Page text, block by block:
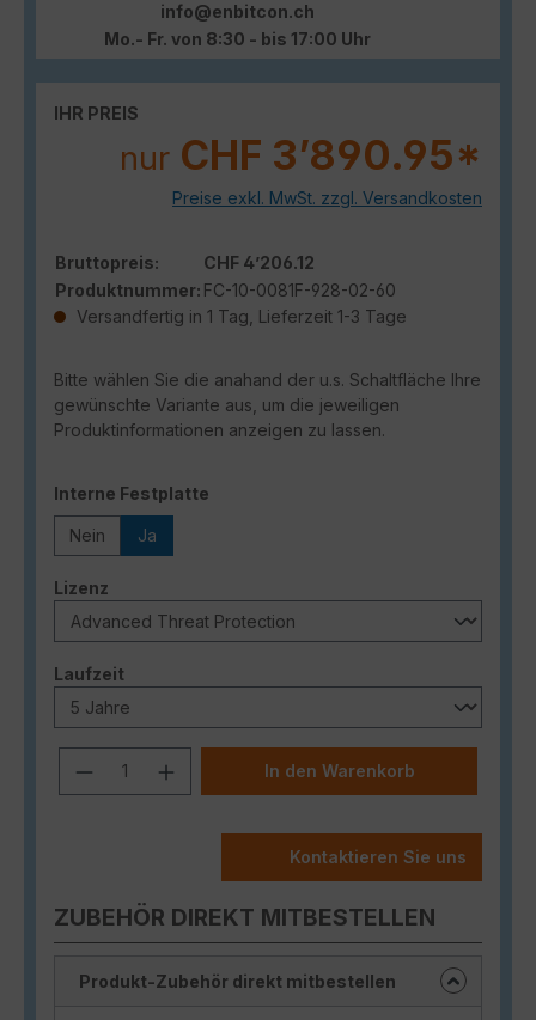
info@enbitcon.ch
Mo.- Fr. von 8:30 - bis 17:00 Uhr
IHR PREIS
nur CHF 3’890.95*
Preise exkl. MwSt. zzgl. Versandkosten
Bruttopreis:
CHF 4’206.12
Produktnummer: FC-10-0081F-928-02-60
Versandfertig in 1 Tag, Lieferzeit 1-3 Tage
Bitte wählen Sie die anahand der u.s. Schaltfläche Ihre
gewünschte Variante aus, um die jeweiligen
Produktinformationen anzeigen zu lassen.
Interne Festplatte
Nein Ja
Lizenz
Laufzeitauswählen
Produkt Anzahl: Gib den
In den Warenkorb
Kontaktieren Sie uns
ZUBEHÖR DIREKT MITBESTELLEN
Produkt-Zubehör direkt mitbestellen